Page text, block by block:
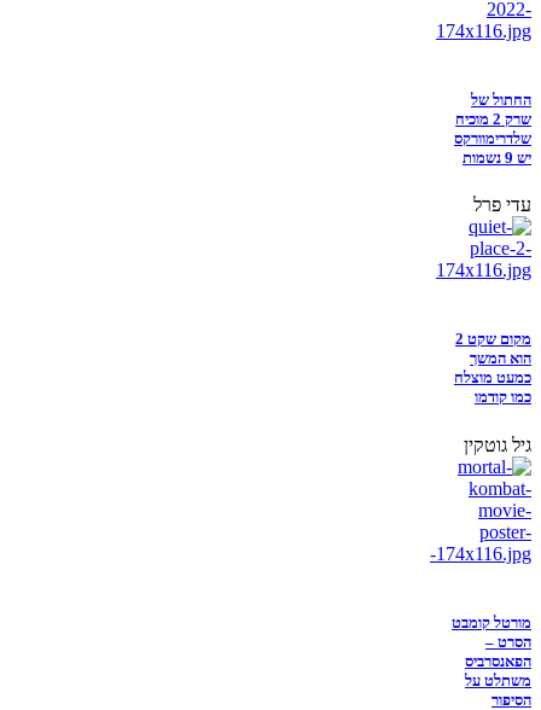
החתול של
שרק 2 מוכיח
שלדרימוורקס
יש 9 נשמות
עדי פרל
מקום שקט 2
הוא המשך
כמעט מוצלח
כמו קודמו
גיל גוטקין
מורטל קומבט
הסרט –
הפאנסרביס
משתלט על
הסיפור